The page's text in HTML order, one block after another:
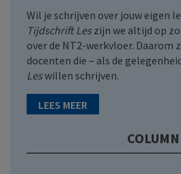
Wil je schrijven over jouw eigen
Tijdschrift Leszijn we altijd op
over de NT2-werkvloer. Daarom
docenten die – als de
Leswillen schrijven.
LEES MEER
COLUMN